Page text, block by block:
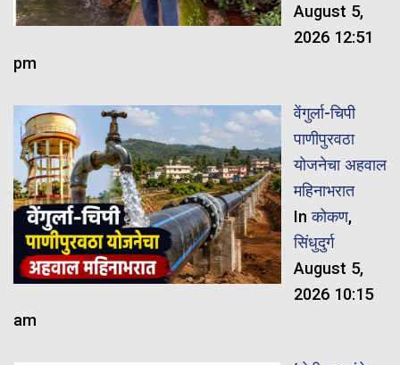
August 5,
2026 12:51
pm
वेंगुर्ला-चिपी
पाणीपुरवठा
योजनेचा अहवाल
महिनाभरात
Inकोकण,
सिंधुदुर्ग
August 5,
2026 10:15
am